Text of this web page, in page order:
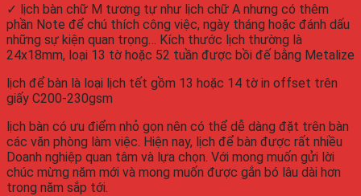
✓ lịch bàn chữ M tương tự như lịch chữ A nhưng có thêm
phần Note để chú thích công việc, ngày tháng hoặc đánh dấu
những sự kiện quan trọng… Kích thước lịch thường là
24x18mm, loại 13 tờ hoặc 52 tuần được bồi đế bằng Metalize
lịch để bàn là loại lịch tết gồm 13 hoặc 14 tờ in offset trên
giấy C200-230gsm
lịch bàn có ưu điểm nhỏ gọn nên có thể dễ dàng đặt trên bàn
các văn phòng làm việc. Hiện nay, lịch để bàn được rất nhiều
Doanh nghiệp quan tâm và lựa chọn. Với mong muốn gửi lời
chúc mừng năm mới và mong muốn được gắn bó lâu dài hơn
trong năm sắp tới.